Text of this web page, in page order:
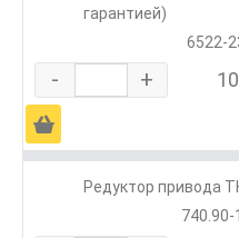
гарантией)
6522-
- +
Ä
Редуктор привода